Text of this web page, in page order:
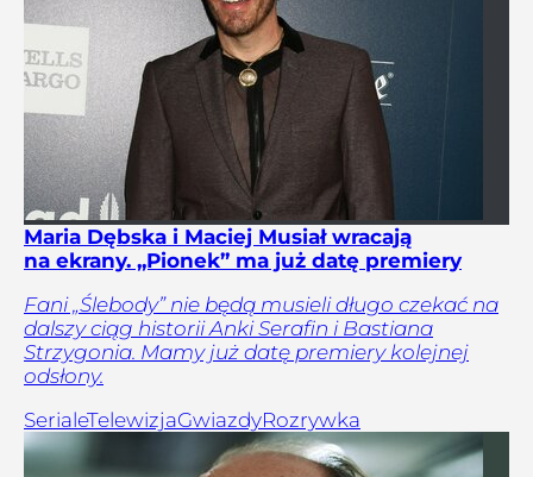
Maria Dębska i Maciej Musiał wracają
na ekrany. „Pionek” ma już datę premiery
Fani „Ślebody” nie będą musieli długo czekać na
dalszy ciąg historii Anki Serafin i Bastiana
Strzygonia. Mamy już datę premiery kolejnej
odsłony.
SerialeTelewizjaGwiazdyRozrywka